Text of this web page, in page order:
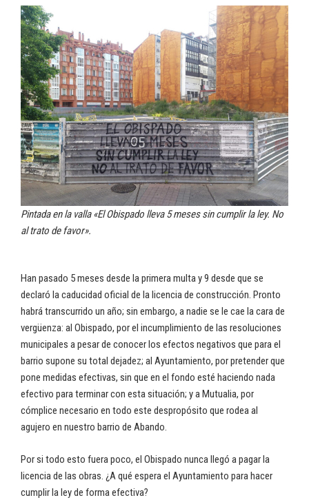
Pintada en la valla «El Obispado lleva 5 meses sin cumplir la ley. No
al trato de favor».
Han pasado 5 meses desde la primera multa y 9 desde que se
declaró la caducidad oficial de la licencia de construcción. Pronto
habrá transcurrido un año; sin embargo, a nadie se le cae la cara de
vergüenza: al Obispado, por el incumplimiento de las resoluciones
municipales a pesar de conocer los efectos negativos que para el
barrio supone su total dejadez; al Ayuntamiento, por pretender que
pone medidas efectivas, sin que en el fondo esté haciendo nada
efectivo para terminar con esta situación; y a Mutualia, por
cómplice necesario en todo este despropósito que rodea al
agujero en nuestro barrio de Abando.
Por si todo esto fuera poco, el Obispado nunca llegó a pagar la
licencia de las obras. ¿A qué espera el Ayuntamiento para hacer
cumplir la ley de forma efectiva?